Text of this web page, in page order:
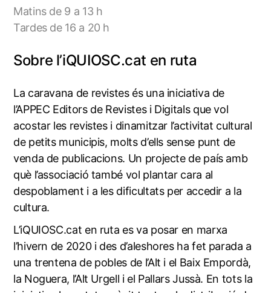
Matins de 9 a 13 h
Tardes de 16 a 20 h
Sobre l’iQUIOSC.cat en ruta
La caravana de revistes és una iniciativa de
l’APPEC Editors de Revistes i Digitals que vol
acostar les revistes i dinamitzar l’activitat cultural
de petits municipis, molts d’ells sense punt de
venda de publicacions. Un projecte de país amb
què l’associació també vol plantar cara al
despoblament i a les dificultats per accedir a la
cultura.
L’iQUIOSC.cat en ruta es va posar en marxa
l’hivern de 2020 i des d’aleshores ha fet parada a
una trentena de pobles de l’Alt i el Baix Empordà,
la Noguera, l’Alt Urgell i el Pallars Jussà. En tots la